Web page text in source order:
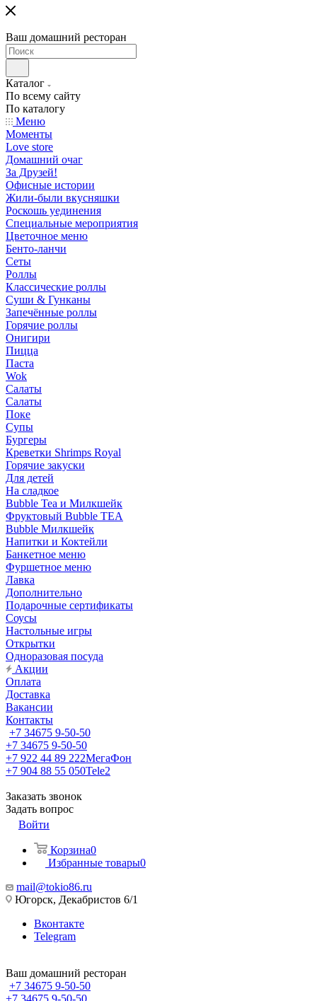
Ваш домашний ресторан
Каталог
По всему сайту
По каталогу
Меню
Моменты
Love store
Домашний очаг
За Друзей!
Офисные истории
Жили-были вкусняшки
Роскошь уединения
Специальные мероприятия
Цветочное меню
Бенто-ланчи
Сеты
Роллы
Классические роллы
Суши & Гунканы
Запечённые роллы
Горячие роллы
Онигири
Пицца
Паста
Wok
Салаты
Салаты
Поке
Супы
Бургеры
Креветки Shrimps Royal
Горячие закуски
Для детей
На сладкое
Bubble Tea и Милкшейк
Фруктовый Bubble TEA
Bubble Милкшейк
Напитки и Коктейли
Банкетное меню
Фуршетное меню
Лавка
Дополнительно
Подарочные сертификаты
Соусы
Настольные игры
Открытки
Одноразовая посуда
Акции
Оплата
Доставка
Вакансии
Контакты
+7 34675 9-50-50
+7 34675 9-50-50
+7 922 44 89 222МегаФон
+7 904 88 55 050Tele2
Заказать звонок
Задать вопрос
Войти
Корзина0
Избранные товары0
mail@tokio86.ru
Югорск, Декабристов 6/1
Вконтакте
Telegram
Ваш домашний ресторан
+7 34675 9-50-50
+7 34675 9-50-50